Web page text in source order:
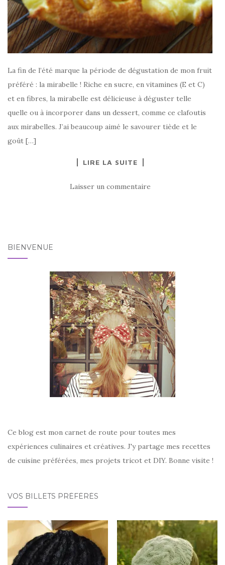
La fin de l’été marque la période de dégustation de mon fruit
préféré : la mirabelle ! Riche en sucre, en vitamines (E et C)
et en fibres, la mirabelle est délicieuse à déguster telle
quelle ou à incorporer dans un dessert, comme ce clafoutis
aux mirabelles. J’ai beaucoup aimé le savourer tiède et le
goût […]
LIRE LA SUITE
Laisser un commentaire
BIENVENUE
Ce blog est mon carnet de route pour toutes mes
expériences culinaires et créatives. J'y partage mes recettes
de cuisine préférées, mes projets tricot et DIY. Bonne visite !
VOS BILLETS PRÉFÉRÉS